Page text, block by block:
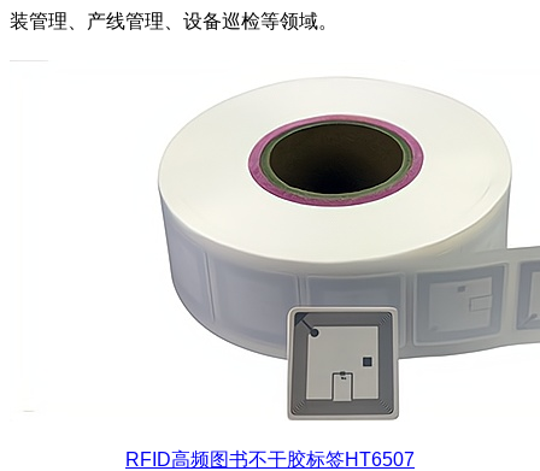
装管理、产线管理、设备巡检等领域。
RFID高频图书不干胶标签HT6507